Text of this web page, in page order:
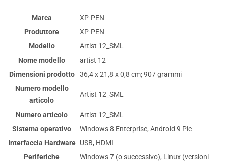
Marca
‎XP-PEN
Produttore
‎XP-PEN
Modello
‎Artist 12_SML
Nome modello
‎artist 12
Dimensioni prodotto
‎36,4 x 21,8 x 0,8 cm; 907 grammi
Numero modello
articolo
‎Artist 12_SML
Numero articolo
‎Artist 12_SML
Sistema operativo
‎Windows 8 Enterprise, Android 9 Pie
Interfaccia Hardware ‎USB, HDMI
Periferiche
‎Windows 7 (o successivo), Linux (versioni